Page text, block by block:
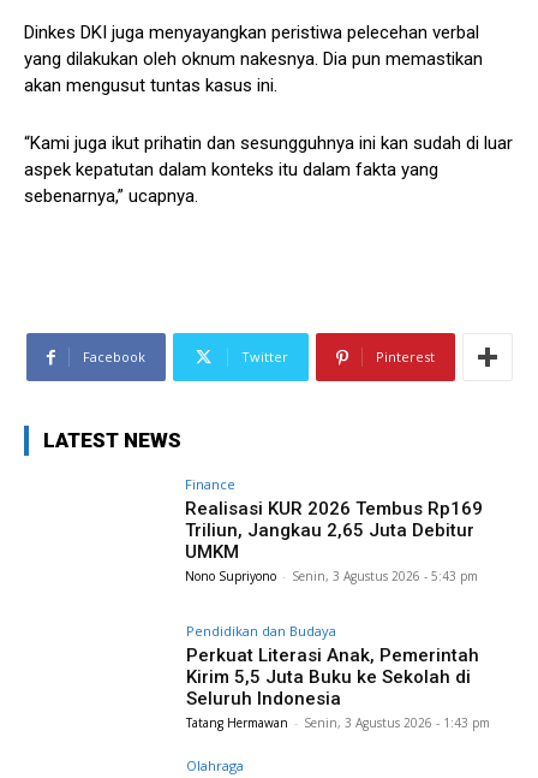
Dinkes DKI juga menyayangkan peristiwa pelecehan verbal
yang dilakukan oleh oknum nakesnya. Dia pun memastikan
akan mengusut tuntas kasus ini.
“Kami juga ikut prihatin dan sesungguhnya ini kan sudah di luar
aspek kepatutan dalam konteks itu dalam fakta yang
sebenarnya,” ucapnya.
Facebook Twitter Pinterest
LATEST NEWS
Finance
Realisasi KUR 2026 Tembus Rp169
Triliun, Jangkau 2,65 Juta Debitur
UMKM
Nono Supriyono - Senin, 3 Agustus 2026 - 5:43 pm
Pendidikan dan Budaya
Perkuat Literasi Anak, Pemerintah
Kirim 5,5 Juta Buku ke Sekolah di
Seluruh Indonesia
Tatang Hermawan - Senin, 3 Agustus 2026 - 1:43 pm
Olahraga